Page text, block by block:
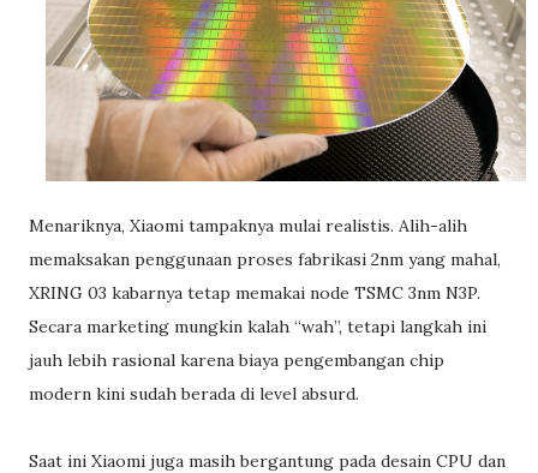
Menariknya, Xiaomi tampaknya mulai realistis. Alih-alih
memaksakan penggunaan proses fabrikasi 2nm yang mahal,
XRING 03 kabarnya tetap memakai node TSMC 3nm N3P.
Secara marketing mungkin kalah “wah”, tetapi langkah ini
jauh lebih rasional karena biaya pengembangan chip
modern kini sudah berada di level absurd.
Saat ini Xiaomi juga masih bergantung pada desain CPU dan